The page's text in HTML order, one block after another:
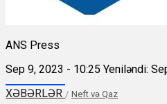
ANS Press
Sep 9, 2023 - 10:25 Yeniləndi:
XƏBƏRLƏR / Neft və Qaz